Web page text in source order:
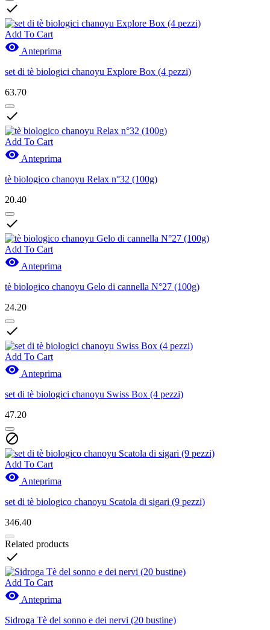

Add To Cart
 Anteprima
set di tè biologici chanoyu Explore Box (4 pezzi)
63.70

Add To Cart
 Anteprima
tè biologico chanoyu Relax n°32 (100g)
20.40

Add To Cart
 Anteprima
tè biologico chanoyu Gelo di cannella N°27 (100g)
24.20

Add To Cart
 Anteprima
set di tè biologici chanoyu Swiss Box (4 pezzi)
47.20

Add To Cart
 Anteprima
set di tè biologico chanoyu Scatola di sigari (9 pezzi)
346.40
Related products

Add To Cart
 Anteprima
Sidroga Tè del sonno e dei nervi (20 bustine)